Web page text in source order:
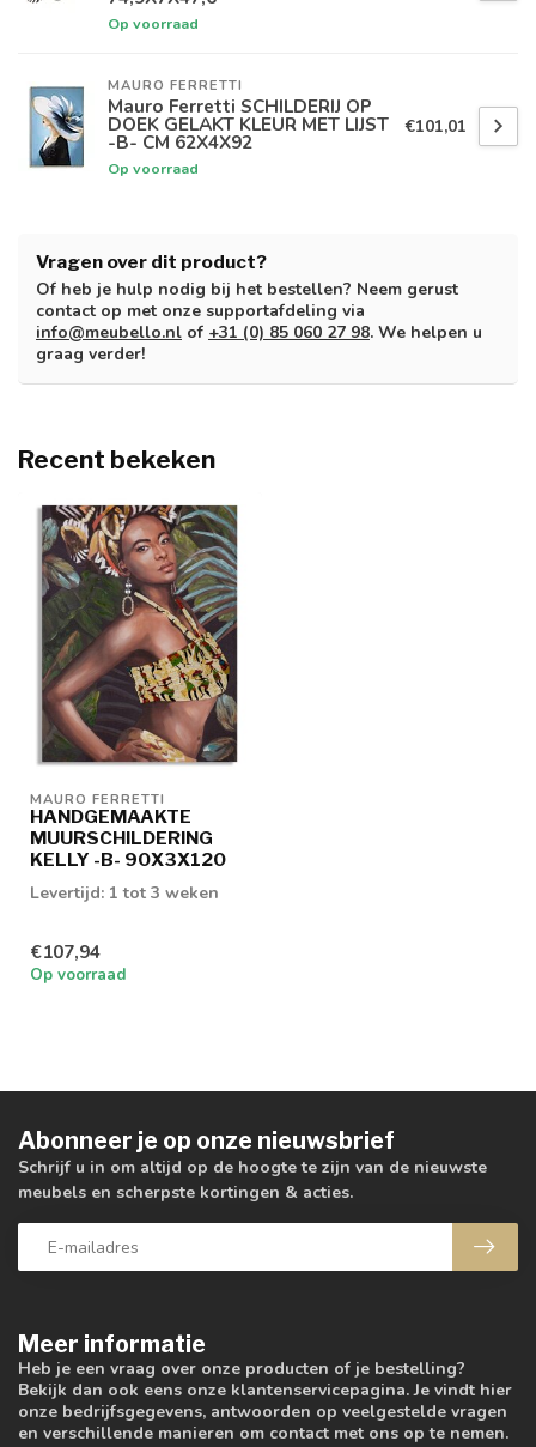
Op voorraad
MAURO FERRETTI
Mauro Ferretti SCHILDERIJ OP
DOEK GELAKT KLEUR MET LIJST
-B- CM 62X4X92
Op voorraad
€101,01
Vragen over dit product?
Of heb je hulp nodig bij het bestellen? Neem gerust
contact op met onze supportafdeling via
info@meubello.nl of +31 (0) 85 060 27 98. We helpen u
graag verder!
Recent bekeken
MAURO FERRETTI
HANDGEMAAKTE
MUURSCHILDERING
KELLY -B- 90X3X120
Levertijd: 1 tot 3 weken
€107,94
Op voorraad
Meer informatie
Heb je een vraag over onze producten of je bestelling?
Bekijk dan ook eens onze klantenservicepagina. Je vindt hier
onze bedrijfsgegevens, antwoorden op veelgestelde vragen
en verschillende manieren om contact met ons op te nemen.
Abonneer je op onze nieuwsbrief
Schrijf u in om altijd op de hoogte te zijn van de nieuwste
meubels en scherpste kortingen & acties.